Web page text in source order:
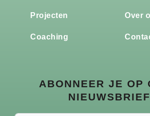
Projecten
Coaching
Over
ABONNEER JE OP
NIEUWSBRIEF